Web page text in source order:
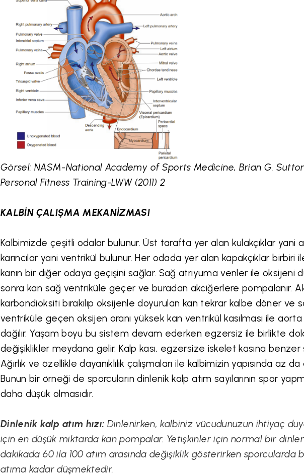
Görsel: NASM-National Academy of Sports Medicine, Brian G.
Personal Fitness Training-LWW (2011) 2
KALBİN ÇALIŞMA MEKANİZMASI
Kalbimizde çeşitli odalar bulunur. Üst tarafta yer alan kulakçıklar
karıncılar yani ventrikül bulunur. Her odada yer alan kapakçıklar birbiri
kanın bir diğer odaya geçişini sağlar. Sağ atriyuma venler ile oksijeni
sonra kan sağ ventriküle geçer ve buradan akciğerlere pompalanır.
karbondioksiti bırakılıp oksijenle doyurulan kan tekrar kalbe döner ve
ventriküle geçen oksijen oranı yüksek kan ventrikül kasılması ile
dağılır. Yaşam boyu bu sistem devam ederken egzersiz ile birlikte
değişiklikler meydana gelir. Kalp kası, egzersize iskelet kasına benzer
Ağırlık ve özellikle dayanıklılık çalışmaları ile kalbimizin yapısında az
Bunun bir örneği de sporcuların dinlenik kalp atım sayılarının spor
daha düşük olmasıdır.
Dinlenik kalp atım hızı: Dinlenirken, kalbiniz vücudunuzun ihtiyaç
için en düşük miktarda kan pompalar. Yetişkinler için normal bir
dakikada 60 ila 100 atım arasında değişiklik gösterirken sporcularda
atıma kadar düşmektedir.